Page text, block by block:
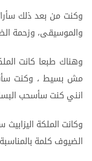
وكنت من بعدذلك
والموسيقى، وزحمة
وهناك طبعا كانت
مش بسيط ، وكنت
انني كنت سأسحب
وكانت الملكة اليزابيث
الضيوف كلمة بالمناسبة